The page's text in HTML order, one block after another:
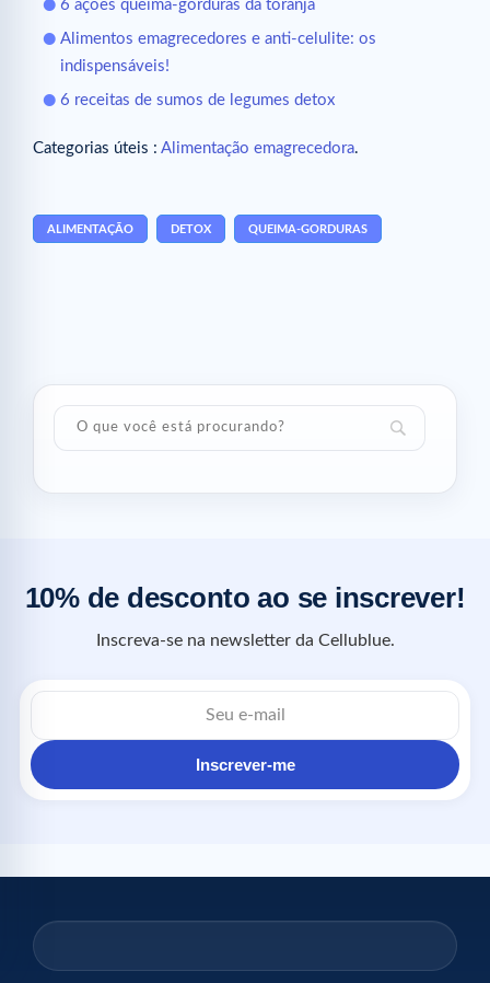
6 ações queima-gorduras da toranja
Alimentos emagrecedores e anti-celulite: os
indispensáveis!
6 receitas de sumos de legumes detox
Categorias úteis : Alimentação emagrecedora.
ALIMENTAÇÃO DETOX QUEIMA-GORDURAS
10% de desconto ao se inscrever!
Inscreva-se na newsletter da Cellublue.
Inscrever-me